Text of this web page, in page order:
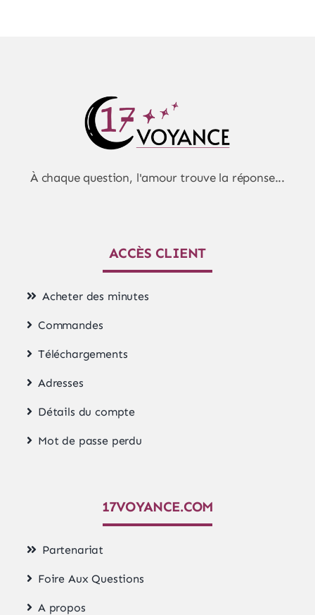
À chaque question, l'amour trouve la réponse...
ACCÈS CLIENT
Acheter des minutes
Commandes
Téléchargements
Adresses
Détails du compte
Mot de passe perdu
17VOYANCE.COM
Partenariat
Foire Aux Questions
A propos